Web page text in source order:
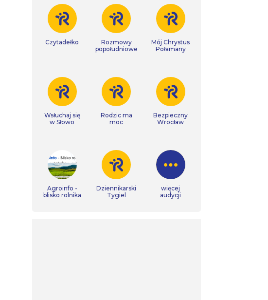
Czytadełko
Rozmowy
popołudniowe
Mój Chrystus
Połamany
Wsłuchaj się
w Słowo
Rodzic ma
moc
Bezpieczny
Wrocław
Agroinfo -
blisko rolnika
Dziennikarski
Tygiel
więcej
audycji